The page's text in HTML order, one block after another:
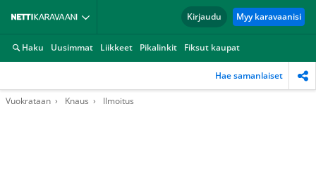
Kirjaudu Myy karavaanisi
Haku Uusimmat Liikkeet Pikalinkit Fiksut kaupat
Hae samanlaiset
Vuokrataan Knaus Ilmoitus